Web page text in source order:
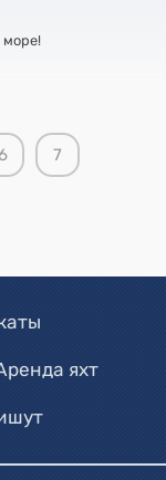
море!
7
яхт